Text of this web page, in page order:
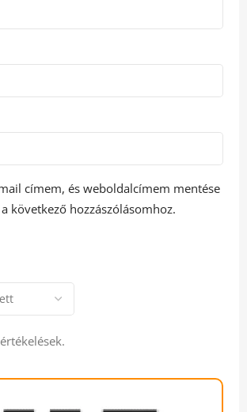
címem, és weboldalcímem mentése
következő hozzászólásomhoz.